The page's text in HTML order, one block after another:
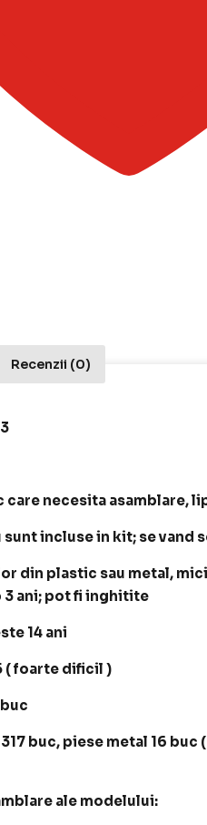
Recenzii (0)
care necesita asamblare,
incluse in kit; se vand
din plastic sau metal,
ani; pot fi inghitite
14 ani
( foarte dificil )
buc, piese metal 16
ale modelului: